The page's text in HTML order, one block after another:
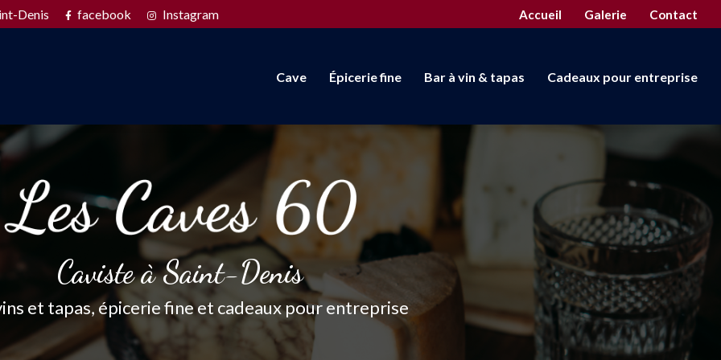
Denis facebook Instagram Accueil Galerie Contact
Cave Épicerie fine Bar à vin & tapas Cadeaux pour entreprise
Caviste à Saint-Denis
et tapas, épicerie fine et cadeaux pour entreprise